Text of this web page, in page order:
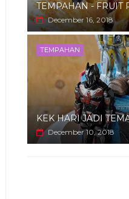
TEMPAHAN - FRUIT
December 16, 2018
TEMPAHAN
KEK HARI JADI
December 10, 2018